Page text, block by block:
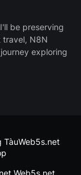
be preserving
travel, N8N
exploring
Web5s.net
TàuWeb5s.net